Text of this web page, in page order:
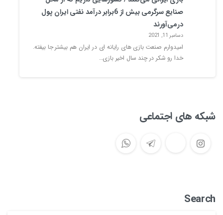
صنایع سرگرمی بیش از 6برابر درآمد نفتی ایران پول
درمی‌آورند
دسامبر 11, 2021
امیدوارم صنعت بازی های رایانه ای در ایران هم بیشتر جا بیفته.
خدا رو شکر در چند سال اخیر بازی…
شبکه های اجتماعی
Search